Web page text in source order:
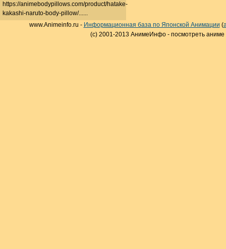
https://animebodypillows.com/product/hatake-
kakashi-naruto-body-pillow/......
www.Animeinfo.ru - Информационная база по Японской Анимации (
(c) 2001-2013 АнимеИнфо - посмотреть аниме